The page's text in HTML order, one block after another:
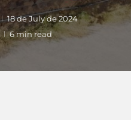
18 de July de 2024
6 min read